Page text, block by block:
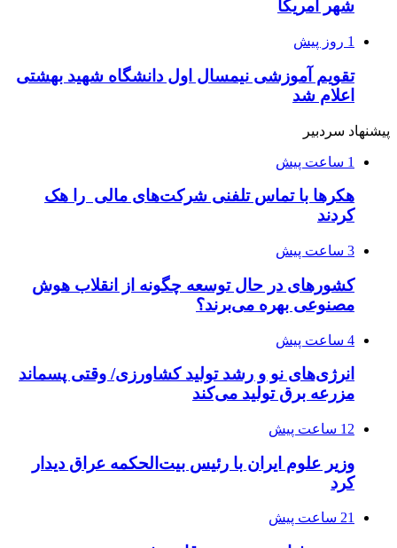
شهر آمریکا
1 روز پیش
تقویم آموزشی نیمسال اول دانشگاه شهید بهشتی
اعلام شد
پیشنهاد سردبیر
1 ساعت پیش
هکرها با تماس تلفنی شرکت‌های مالی را هک
کردند
3 ساعت پیش
کشورهای در حال توسعه چگونه از انقلاب هوش
مصنوعی بهره می‌برند؟
4 ساعت پیش
انرژی‌های نو و رشد تولید کشاورزی/ وقتی پسماند
مزرعه‌ برق تولید می‌کند
12 ساعت پیش
وزیر علوم ایران با رئیس بیت‌الحکمه عراق دیدار
کرد
21 ساعت پیش